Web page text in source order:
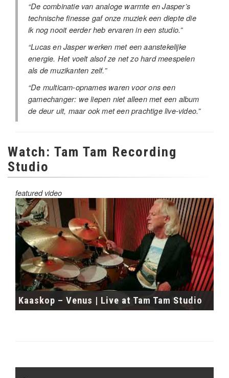
“De combinatie van analoge warmte en Jasper’s
technische finesse gaf onze muziek een diepte die
ik nog nooit eerder heb ervaren in een studio.”
“Lucas en Jasper werken met een aanstekelijke
energie. Het voelt alsof ze net zo hard meespelen
als de muzikanten zelf.”
“De multicam-opnames waren voor ons een
gamechanger: we liepen niet alleen met een album
de deur uit, maar ook met een prachtige live-video.”
Watch: Tam Tam Recording
Studio
featured video
Kaaskop – Venus | Live at Tam Tam Studio